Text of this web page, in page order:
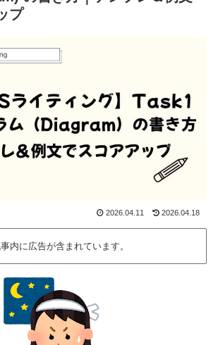
プ
2026.04.11 2026.04.18
内に広告が含まれています。